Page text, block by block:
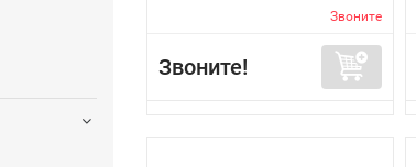
Звоните
Звоните!